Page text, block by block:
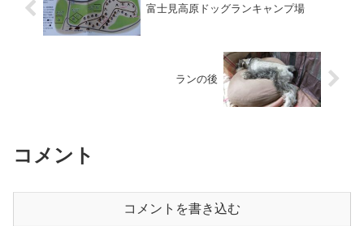
富士見高原ドッグランキャンプ場
ランの後
コメント
コメントを書き込む